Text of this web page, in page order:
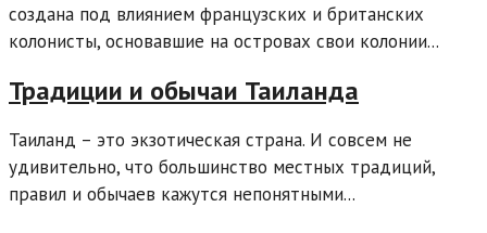
создана под влиянием французских и британских
колонисты, основавшие на островах свои колонии...
Традиции и обычаи Таиланда
Таиланд – это экзотическая страна. И совсем не
удивительно, что большинство местных традиций,
правил и обычаев кажутся непонятными...